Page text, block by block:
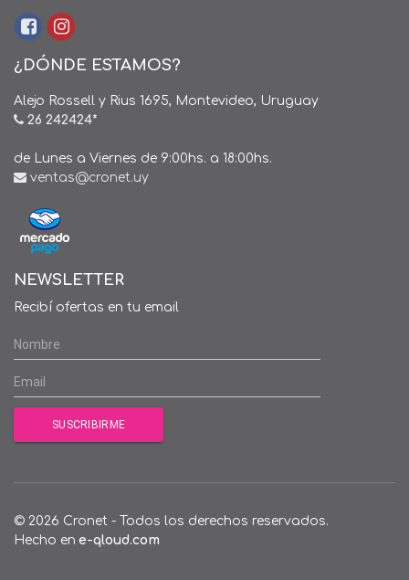
¿DÓNDE ESTAMOS?
Alejo Rossell y Rius 1695, Montevideo, Uruguay
26 242424*
de Lunes a Viernes de 9:00hs. a 18:00hs.
ventas@cronet.uy
NEWSLETTER
Recibí ofertas en tu email
© 2026 Cronet - Todos los derechos reservados.
Hecho en e-qloud.com